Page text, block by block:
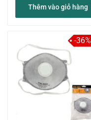
Thêm vào giỏ hàng
-36%